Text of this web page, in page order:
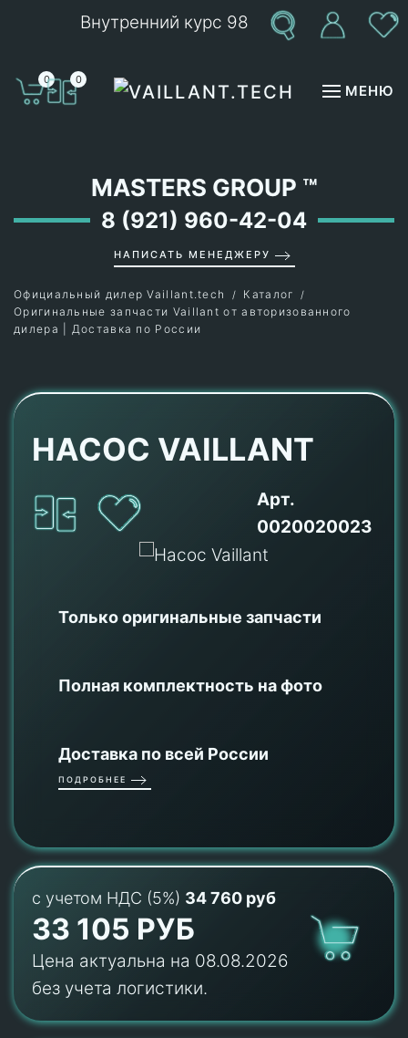
Внутренний курс 98
0 0
МЕНЮ
MASTERS GROUP ™
8 (921) 960-42-04
НАПИСАТЬ МЕНЕДЖЕРУ
Официальный дилер Vaillant.tech
Каталог
Оригинальные запчасти Vaillant от авторизованного
дилера | Доставка по России
НАСОС VAILLANT
Арт.
0020020023
Только оригинальные запчасти
Полная комплектность на фото
Доставка по всей России
ПОДРОБНЕЕ
с учетом НДС (5%) 34 760 руб
33 105 РУБ
Цена актуальна на 08.08.2026
без учета логистики.